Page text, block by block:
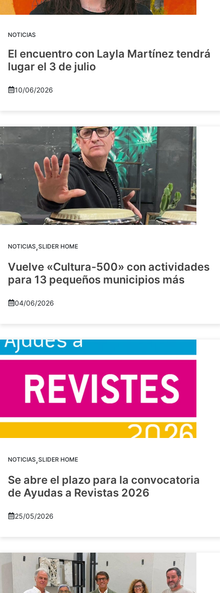
NOTICIAS
El encuentro con Layla Martínez tendrá
lugar el 3 de julio
10/06/2026
NOTICIAS,SLIDER HOME
Vuelve «Cultura-500» con actividades
para 13 pequeños municipios más
04/06/2026
NOTICIAS,SLIDER HOME
Se abre el plazo para la convocatoria
de Ayudas a Revistas 2026
25/05/2026